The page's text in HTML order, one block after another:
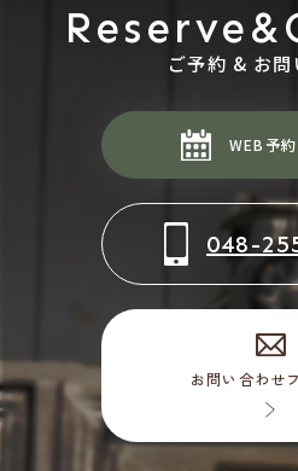
ご予約 & お問
WEB予
048-
お問い合わせ